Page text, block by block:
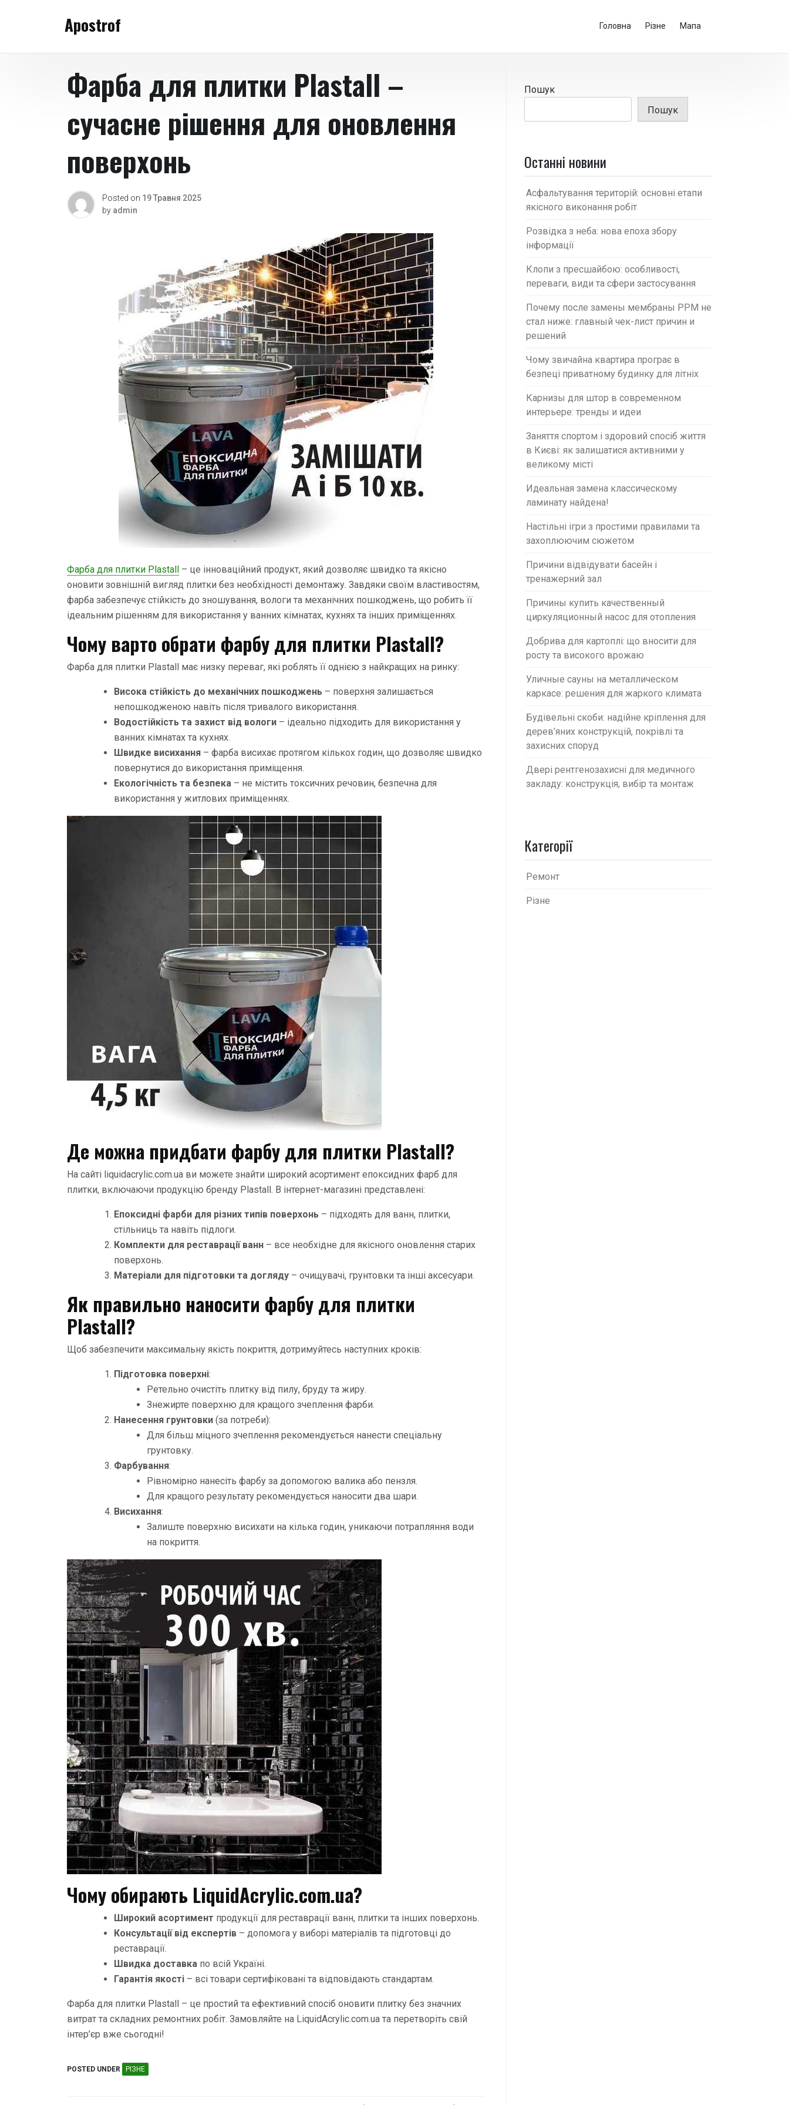
Apostrof Головна Різне Мапа
Фарба для плитки Plastall –
сучасне рішення для оновлення
поверхонь
Posted on 19 Травня 2025
by admin
Фарба для плитки Plastall – це інноваційний продукт, який дозволяє швидко та якісно
оновити зовнішній вигляд плитки без необхідності демонтажу. Завдяки своїм властивостям,
фарба забезпечує стійкість до зношування, вологи та механічних пошкоджень, що робить її
ідеальним рішенням для використання у ванних кімнатах, кухнях та інших приміщеннях.
Чому варто обрати фарбу для плитки Plastall?
Фарба для плитки Plastall має низку переваг, які роблять її однією з найкращих на ринку:
Висока стійкість до механічних пошкоджень – поверхня залишається
непошкодженою навіть після тривалого використання.
Водостійкість та захист від вологи – ідеально підходить для використання у
ванних кімнатах та кухнях.
Швидке висихання – фарба висихає протягом кількох годин, що дозволяє швидко
повернутися до використання приміщення.
Екологічність та безпека – не містить токсичних речовин, безпечна для
використання у житлових приміщеннях.
Де можна придбати фарбу для плитки Plastall?
На сайті liquidacrylic.com.ua ви можете знайти широкий асортимент епоксидних фарб для
плитки, включаючи продукцію бренду Plastall. В інтернет-магазині представлені:
Епоксидні фарби для різних типів поверхонь – підходять для ванн, плитки,
стільниць та навіть підлоги.
Комплекти для реставрації ванн – все необхідне для якісного оновлення старих
поверхонь.
Матеріали для підготовки та догляду – очищувачі, грунтовки та інші аксесуари.
Як правильно наносити фарбу для плитки
Plastall?
Щоб забезпечити максимальну якість покриття, дотримуйтесь наступних кроків:
Підготовка поверхні:
Ретельно очистіть плитку від пилу, бруду та жиру.
Знежирте поверхню для кращого зчеплення фарби.
Нанесення грунтовки (за потреби):
Для більш міцного зчеплення рекомендується нанести спеціальну
грунтовку.
Фарбування:
Рівномірно нанесіть фарбу за допомогою валика або пензля.
Для кращого результату рекомендується наносити два шари.
Висихання:
Залиште поверхню висихати на кілька годин, уникаючи потрапляння води
на покриття.
Чому обирають LiquidAcrylic.com.ua?
Широкий асортимент продукції для реставрації ванн, плитки та інших поверхонь.
Консультації від експертів – допомога у виборі матеріалів та підготовці до
реставрації.
Швидка доставка по всій Україні.
Гарантія якості – всі товари сертифіковані та відповідають стандартам.
Фарба для плитки Plastall – це простий та ефективний спосіб оновити плитку без значних
витрат та складних ремонтних робіт. Замовляйте на LiquidAcrylic.com.ua та перетворіть свій
інтер’єр вже сьогодні!
POSTED UNDER РІЗНЕ
Пошук
Пошук
Останні новини
Асфальтування територій: основні етапи
якісного виконання робіт
Розвідка з неба: нова епоха збору
інформації
Клопи з пресшайбою: особливості,
переваги, види та сфери застосування
Почему после замены мембраны PPM не
стал ниже: главный чек-лист причин и
решений
Чому звичайна квартира програє в
безпеці приватному будинку для літніх
Карнизы для штор в современном
интерьере: тренды и идеи
Заняття спортом і здоровий спосіб життя
в Києві: як залишатися активними у
великому місті
Идеальная замена классическому
ламинату найдена!
Настільні ігри з простими правилами та
захоплюючим сюжетом
Причини відвідувати басейн і
тренажерний зал
Причины купить качественный
циркуляционный насос для отопления
Добрива для картоплі: що вносити для
росту та високого врожаю
Уличные сауны на металлическом
каркасе: решения для жаркого климата
Будівельні скоби: надійне кріплення для
дерев’яних конструкцій, покрівлі та
захисних споруд
Двері рентгенозахисні для медичного
закладу: конструкція, вибір та монтаж
Категорії
Ремонт
Різне